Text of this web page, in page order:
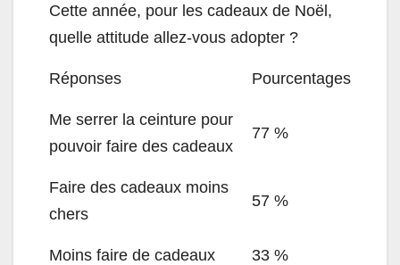
Cette année, pour les cadeaux de Noël,
quelle attitude allez-vous adopter ?
Réponses Pourcentages
Me serrer la ceinture pour
pouvoir faire des cadeaux
77 %
Faire des cadeaux moins
chers
57 %
Moins faire de cadeaux 33 %